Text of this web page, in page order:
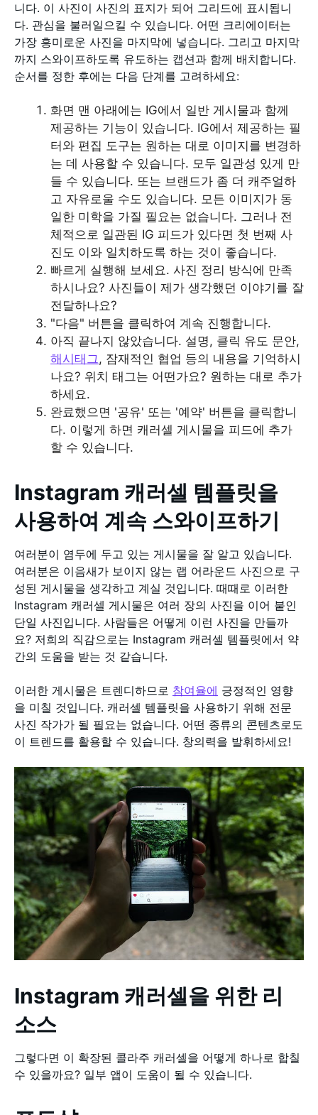
니다. 이 사진이 사진의 표지가 되어 그리드에 표시됩니
다. 관심을 불러일으킬 수 있습니다. 어떤 크리에이터는
가장 흥미로운 사진을 마지막에 넣습니다. 그리고 마지막
까지 스와이프하도록 유도하는 캡션과 함께 배치합니다.
순서를 정한 후에는 다음 단계를 고려하세요:
화면 맨 아래에는 IG에서 일반 게시물과 함께
제공하는 기능이 있습니다. IG에서 제공하는 필
터와 편집 도구는 원하는 대로 이미지를 변경하
는 데 사용할 수 있습니다. 모두 일관성 있게 만
들 수 있습니다. 또는 브랜드가 좀 더 캐주얼하
고 자유로울 수도 있습니다. 모든 이미지가 동
일한 미학을 가질 필요는 없습니다. 그러나 전
체적으로 일관된 IG 피드가 있다면 첫 번째 사
진도 이와 일치하도록 하는 것이 좋습니다.
빠르게 실행해 보세요. 사진 정리 방식에 만족
하시나요? 사진들이 제가 생각했던 이야기를 잘
전달하나요?
"다음" 버튼을 클릭하여 계속 진행합니다.
아직 끝나지 않았습니다. 설명, 클릭 유도 문안,
해시태그, 잠재적인 협업 등의 내용을 기억하시
나요? 위치 태그는 어떤가요? 원하는 대로 추가
하세요.
완료했으면 '공유' 또는 '예약' 버튼을 클릭합니
다. 이렇게 하면 캐러셀 게시물을 피드에 추가
할 수 있습니다.
Instagram 캐러셀 템플릿을
사용하여 계속 스와이프하기
여러분이 염두에 두고 있는 게시물을 잘 알고 있습니다.
여러분은 이음새가 보이지 않는 랩 어라운드 사진으로 구
성된 게시물을 생각하고 계실 것입니다. 때때로 이러한
Instagram 캐러셀 게시물은 여러 장의 사진을 이어 붙인
단일 사진입니다. 사람들은 어떻게 이런 사진을 만들까
요? 저희의 직감으로는 Instagram 캐러셀 템플릿에서 약
간의 도움을 받는 것 같습니다.
이러한 게시물은 트렌디하므로 참여율에 긍정적인 영향
을 미칠 것입니다. 캐러셀 템플릿을 사용하기 위해 전문
사진 작가가 될 필요는 없습니다. 어떤 종류의 콘텐츠로도
이 트렌드를 활용할 수 있습니다. 창의력을 발휘하세요!
Instagram 캐러셀을 위한 리
소스
그렇다면 이 확장된 콜라주 캐러셀을 어떻게 하나로 합칠
수 있을까요? 일부 앱이 도움이 될 수 있습니다.